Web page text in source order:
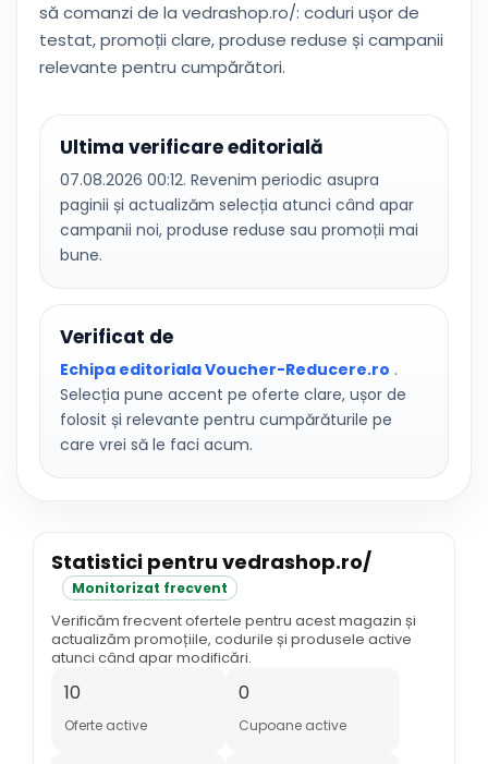
să comanzi de la vedrashop.ro/: coduri ușor de
testat, promoții clare, produse reduse și campanii
relevante pentru cumpărători.
Ultima verificare editorială
07.08.2026 00:12. Revenim periodic asupra
paginii și actualizăm selecția atunci când apar
campanii noi, produse reduse sau promoții mai
bune.
Verificat de
Echipa editoriala Voucher-Reducere.ro .
Selecția pune accent pe oferte clare, ușor de
folosit și relevante pentru cumpărăturile pe
care vrei să le faci acum.
Statistici pentru vedrashop.ro/
Monitorizat frecvent
Verificăm frecvent ofertele pentru acest magazin și
actualizăm promoțiile, codurile și produsele active
atunci când apar modificări.
10
Oferte active
0
Cupoane active